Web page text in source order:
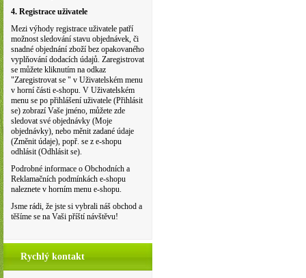
4. Registrace uživatele
Mezi výhody registrace uživatele patří
možnost sledování stavu objednávek, či
snadné objednání zboží bez opakovaného
vyplňování dodacích údajů. Zaregistrovat
se můžete kliknutím na odkaz
"Zaregistrovat se " v Uživatelském menu
v horní části e-shopu. V Uživatelském
menu se po přihlášení uživatele (Přihlásit
se) zobrazí Vaše jméno, můžete zde
sledovat své objednávky (Moje
objednávky), nebo měnit zadané údaje
(Změnit údaje), popř. se z e-shopu
odhlásit (Odhlásit se).
Podrobné informace o Obchodních a
Reklamačních podmínkách e-shopu
naleznete v horním menu e-shopu.
Jsme rádi, že jste si vybrali náš obchod a
těšíme se na Vaši příští návštěvu!
Rychlý kontakt